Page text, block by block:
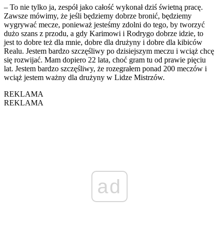
– To nie tylko ja, zespół jako całość wykonał dziś świetną pracę.
Zawsze mówimy, że jeśli będziemy dobrze bronić, będziemy
wygrywać mecze, ponieważ jesteśmy zdolni do tego, by tworzyć
dużo szans z przodu, a gdy Karimowi i Rodrygo dobrze idzie, to
jest to dobre też dla mnie, dobre dla drużyny i dobre dla kibiców
Realu. Jestem bardzo szczęśliwy po dzisiejszym meczu i wciąż chcę
się rozwijać. Mam dopiero 22 lata, choć gram tu od prawie pięciu
lat. Jestem bardzo szczęśliwy, że rozegrałem ponad 200 meczów i
wciąż jestem ważny dla drużyny w Lidze Mistrzów.
REKLAMA
REKLAMA
ad